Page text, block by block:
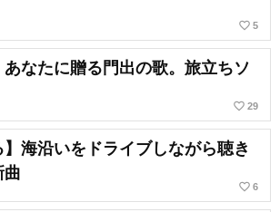
favorite_border 5
あなたに贈る門出の歌。旅立ちソ
favorite_border 29
】海沿いをドライブしながら聴き
曲
favorite_border 6